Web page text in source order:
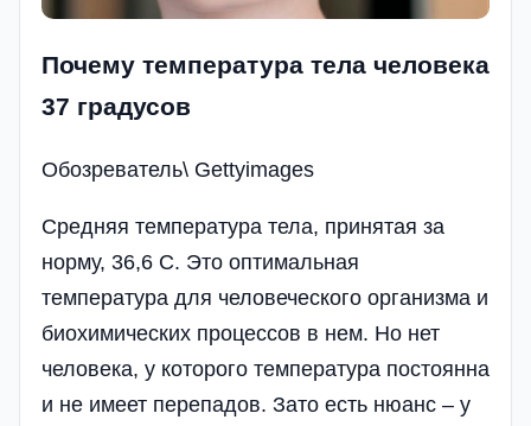
Почему температура тела человека
37 градусов
Обозреватель\ Gettyimages
Средняя температура тела, принятая за
норму, 36,6 С. Это оптимальная
температура для человеческого организма и
биохимических процессов в нем. Но нет
человека, у которого температура постоянна
и не имеет перепадов. Зато есть нюанс – у